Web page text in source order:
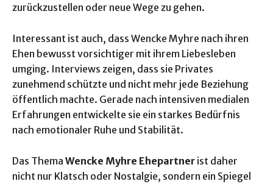
zurückzustellen oder neue Wege zu gehen.
Interessant ist auch, dass Wencke Myhre nach ihren
Ehen bewusst vorsichtiger mit ihrem Liebesleben
umging. Interviews zeigen, dass sie Privates
zunehmend schützte und nicht mehr jede Beziehung
öffentlich machte. Gerade nach intensiven medialen
Erfahrungen entwickelte sie ein starkes Bedürfnis
nach emotionaler Ruhe und Stabilität.
Das Thema Wencke Myhre Ehepartner ist daher
nicht nur Klatsch oder Nostalgie, sondern ein Spiegel